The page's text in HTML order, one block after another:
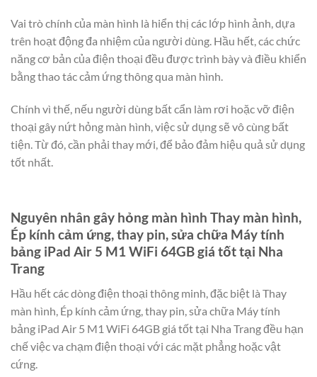
Vai trò chính của màn hình là hiển thị các lớp hình ảnh, dựa
trên hoạt động đa nhiệm của người dùng. Hầu hết, các chức
năng cơ bản của điện thoại đều được trình bày và điều khiển
bằng thao tác cảm ứng thông qua màn hình.
Chính vì thế, nếu người dùng bất cẩn làm rơi hoặc vỡ điện
thoại gây nứt hỏng màn hình, việc sử dụng sẽ vô cùng bất
tiện. Từ đó, cần phải thay mới, để bảo đảm hiệu quả sử dụng
tốt nhất.
Nguyên nhân gây hỏng màn hình Thay màn hình,
Ép kính cảm ứng, thay pin, sửa chữa Máy tính
bảng iPad Air 5 M1 WiFi 64GB giá tốt tại Nha
Trang
Hầu hết các dòng điện thoại thông minh, đặc biệt là Thay
màn hình, Ép kính cảm ứng, thay pin, sửa chữa Máy tính
bảng iPad Air 5 M1 WiFi 64GB giá tốt tại Nha Trang đều hạn
chế việc va chạm điện thoại với các mặt phẳng hoặc vật
cứng.